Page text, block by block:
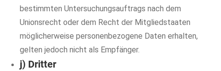
bestimmten Untersuchungsauftrags nach dem
Unionsrecht oder dem Recht der Mitgliedstaaten
möglicherweise personenbezogene Daten erhalten,
gelten jedoch nicht als Empfänger.
j) Dritter